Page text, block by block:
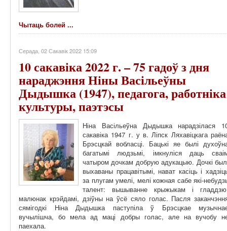
Чытаць болей ...
Серада, 02 Сакавік 2022 15:09
10 сакавіка 2022 г. – 75 гадоў з дня
нараджэння Ніны Васільеўны
Дыдышка (1947), педагога, работніка
культуры, паэтэсы
Ніна Васільеўна Дыдышка нарадзілася
сакавіка 1947 г. у в. Ліпск Ляхавіцкага
Брэсцкай вобласці. Бацькі яе былі
багатымі людзьмі, імкнуліся даць
чатыром дочкам добрую адукацыю. Дочкі
выхаваны працавітымі, нават касіць і
за плугам умелі, мелі кожная сабе які-
талент: вышыванне крыжыкам і
малюнак крэйдамі, дзіўны на ўсё сяло голас. Пасля
сямігодкі Ніна Дыдышка паступіла ў Брэсцкае
вучылішча, бо мела ад маці добры голас, але на вучобу
паехала.